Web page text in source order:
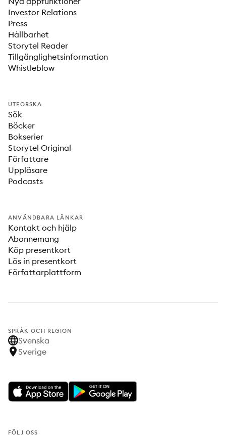
Investor Relations
Press
Hållbarhet
Storytel Reader
Tillgänglighetsinformation
Whistleblow
UTFORSKA
Sök
Böcker
Bokserier
Storytel Original
Författare
Uppläsare
Podcasts
ANVÄNDBARA LÄNKAR
Kontakt och hjälp
Abonnemang
Köp presentkort
Lös in presentkort
Författarplattform
SPRÅK OCH REGION
Svenska
Sverige
FÖLJ OSS